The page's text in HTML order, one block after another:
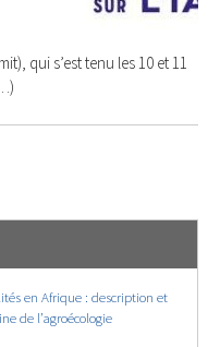
qui s’est tenu les 10 et 11
en Afrique : description et
de l’agroécologie